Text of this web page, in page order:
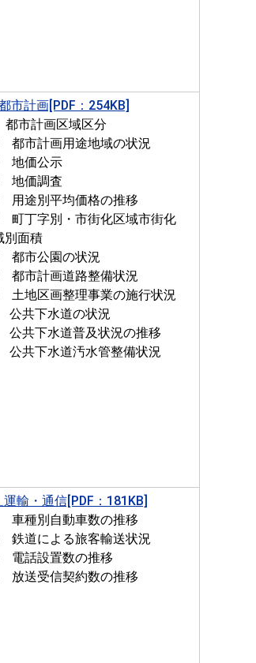
市計画[PDF：254KB]
計画区域区分
計画用途地域の状況
公示
調査
別平均価格の推移
字別・市街化区域市街化
別面積
公園の状況
計画道路整備状況
区画整理事業の施行状況
下水道の状況
下水道普及状況の推移
下水道汚水管整備状況
運輸・通信[PDF：181KB]
別自動車数の推移
による旅客輸送状況
設置数の推移
受信契約数の推移